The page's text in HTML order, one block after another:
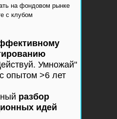
Умножай"
опытом >6 лет
разбор
идей
на фондовом рынке
с клубом